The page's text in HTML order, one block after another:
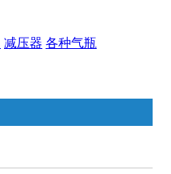
减压器 各种气瓶